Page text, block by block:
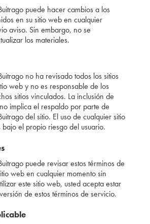
puede hacer cambios a los
en su sitio web en cualquier
aviso. Sin embargo, no se
los materiales.
no ha revisado todos los sitios
web y no es responsable de los
sitios vinculados. La inclusión de
implica el respaldo por parte de
del sitio. El uso de cualquier sitio
el propio riesgo del usuario.
puede revisar estos términos de
web en cualquier momento sin
este sitio web, usted acepta estar
de estos términos de servicio.